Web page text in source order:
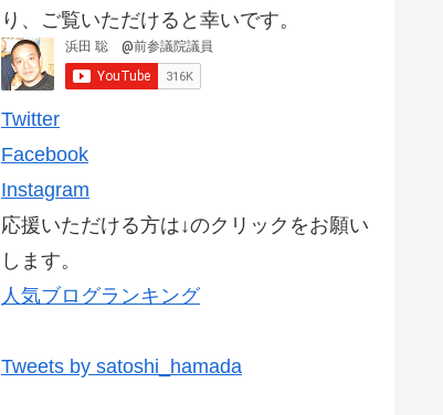
り、ご覧いただけると幸いです。
Twitter
Facebook
Instagram
応援いただける方は↓のクリックをお願い
します。
人気ブログランキング
Tweets by satoshi_hamada